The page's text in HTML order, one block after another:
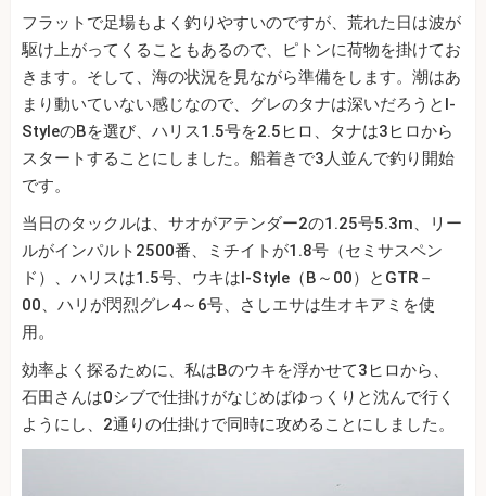
フラットで足場もよく釣りやすいのですが、荒れた日は波が
駆け上がってくることもあるので、ピトンに荷物を掛けてお
きます。そして、海の状況を見ながら準備をします。潮はあ
まり動いていない感じなので、グレのタナは深いだろうとI-
StyleのBを選び、ハリス1.5号を2.5ヒロ、タナは3ヒロから
スタートすることにしました。船着きで3人並んで釣り開始
です。
当日のタックルは、サオがアテンダー2の1.25号5.3m、リー
ルがインパルト2500番、ミチイトが1.8号（セミサスペン
ド）、ハリスは1.5号、ウキはI‐Style（B～00）とGTR－
00、ハリが閃烈グレ4～6号、さしエサは生オキアミを使
用。
効率よく探るために、私はBのウキを浮かせて3ヒロから、
石田さんは0シブで仕掛けがなじめばゆっくりと沈んで行く
ようにし、2通りの仕掛けで同時に攻めることにしました。